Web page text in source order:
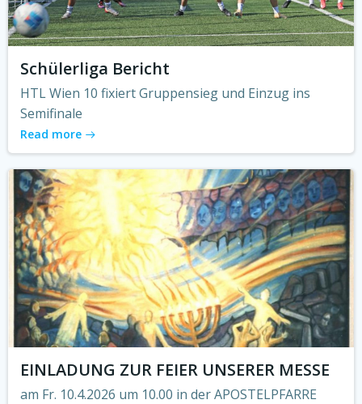
Schülerliga Bericht
HTL Wien 10 fixiert Gruppensieg und Einzug ins
Semifinale
Read more
EINLADUNG ZUR FEIER UNSERER MESSE
am Fr. 10.4.2026 um 10.00 in der APOSTELPFARRE